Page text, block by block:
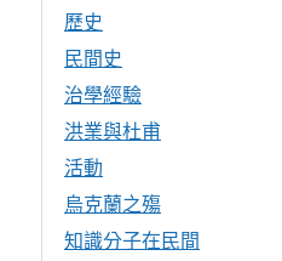
歷史
民間史
治學經驗
洪業與杜甫
活動
烏克蘭之殤
知識分子在民間